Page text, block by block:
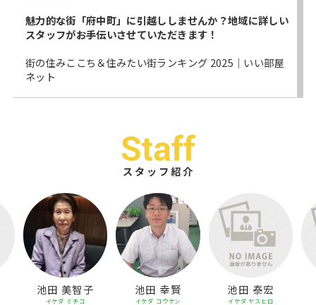
魅力的な街「府中町」に引越ししませんか？地域に詳しい
スタッフがお手伝いさせていただきます！
街の住みここち＆住みたい街ランキング 2025｜いい部屋
ネット
東小 北小
※単身物件は表示されません
2022-07-15
アクセス数が多いページの簡易リンク作りました。
◆居住用賃貸一覧 ◆駐車場賃貸一覧
府中町
東区 南区 府中町 東区 南区
池田 幸賢
イケダ コウケン
池田 泰宏
イケダ ヤスヒロ
池田 昌穂
イケダ マサエ